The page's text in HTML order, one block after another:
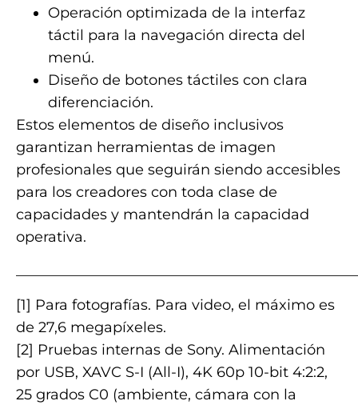
Operación optimizada de la interfaz
táctil para la navegación directa del
menú.
Diseño de botones táctiles con clara
diferenciación.
Estos elementos de diseño inclusivos
garantizan herramientas de imagen
profesionales que seguirán siendo accesibles
para los creadores con toda clase de
capacidades y mantendrán la capacidad
operativa.
[1] Para fotografías. Para video, el máximo es
de 27,6 megapíxeles.
[2] Pruebas internas de Sony. Alimentación
por USB, XAVC S-I (All-I), 4K 60p 10-bit 4:2:2,
25 grados C0 (ambiente, cámara con la